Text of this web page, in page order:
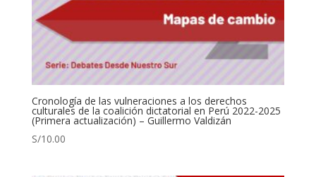
Cronología de las vulneraciones a los derechos
culturales de la coalición dictatorial en Perú 2022-2025
(Primera actualización) – Guillermo Valdizán
S/10.00